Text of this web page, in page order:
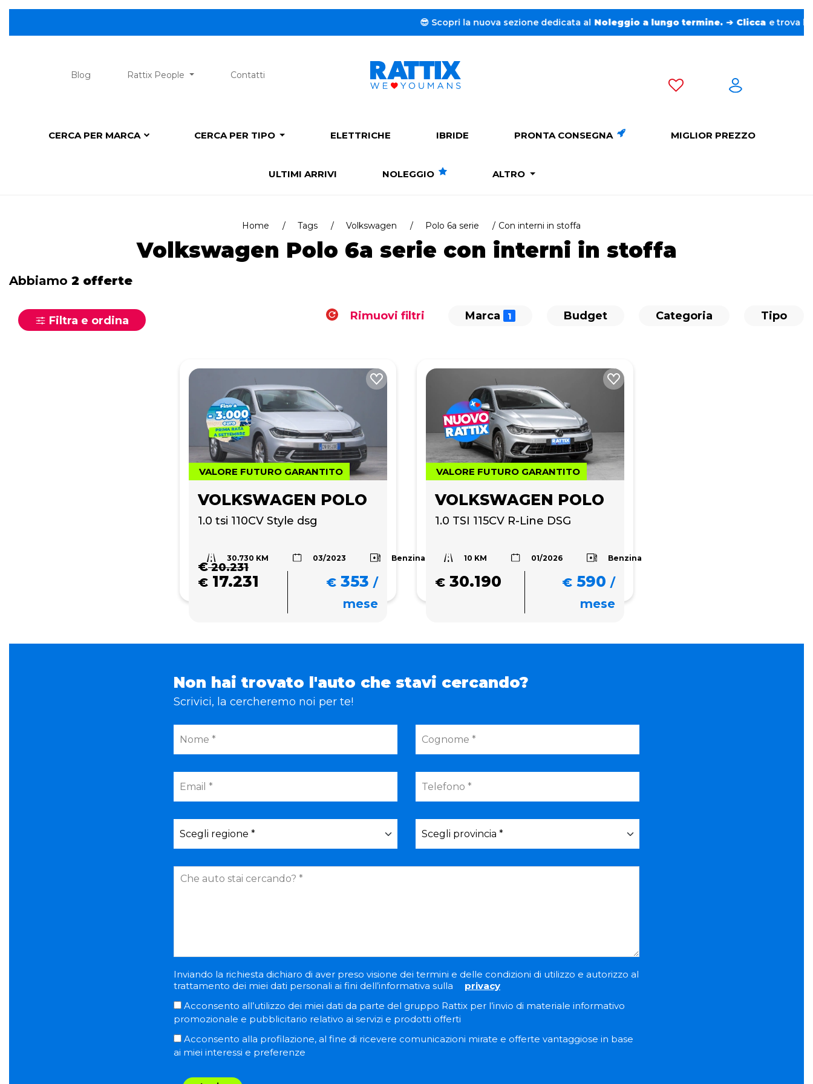
😎 Scopri la nuova sezione dedicata al Noleggio a lungo termine. ➔ Clicca e trova l’auto
Blog Rattix People Contatti
CERCA PER MARCA CERCA PER TIPO ELETTRICHE IBRIDE PRONTA CONSEGNA MIGLIOR PREZZO
ULTIMI ARRIVI NOLEGGIO ALTRO
Home Tags Volkswagen Polo 6a serie Con interni in stoffa
Volkswagen Polo 6a serie con interni in stoffa
Abbiamo 2 offerte
Filtra e ordina Rimuovi filtri Marca Budget Categoria Tipo
VALORE FUTURO GARANTITO
VOLKSWAGEN POLO
1.0 tsi 110CV Style dsg
30.730 KM 03/2023 Benzina
€20.231
€ 17.231 € 353 /
mese
VALORE FUTURO GARANTITO
VOLKSWAGEN POLO
1.0 TSI 115CV R-Line DSG
10 KM 01/2026 Benzina
€ 30.190 € 590 /
mese
Non hai trovato l'auto che stavi cercando?
Scrivici, la cercheremo noi per te!
Inviando la richiesta dichiaro di aver preso visione dei termini e delle condizioni di utilizzo e autorizzo al
trattamento dei miei dati personali ai fini dell’informativa sulla
privacy
Acconsento all’utilizzo dei miei dati da parte del gruppo Rattix per l’invio di materiale informativo
promozionale e pubblicitario relativo ai servizi e prodotti offerti
Acconsento alla profilazione, al fine di ricevere comunicazioni mirate e offerte vantaggiose in base
ai miei interessi e preferenze